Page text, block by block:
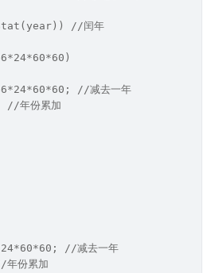
//闰年
//减去一年
年份累加
//减去一年
份累加